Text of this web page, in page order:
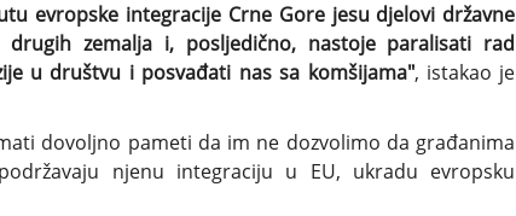
evropske integracije Crne Gore jesu djelovi državne
zemalja i, posljedično, nastoje paralisati rad
u društvu i posvađati nas sa komšijama", istakao je
dovoljno pameti da im ne dozvolimo da građanima
njenu integraciju u EU, ukradu evropsku